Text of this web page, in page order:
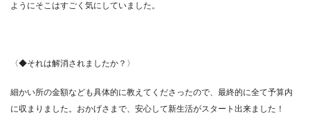
ようにそこはすごく気にしていました。
〈◆それは解消されましたか？〉
細かい所の金額なども具体的に教えてくださったので、最終的に全て予算内
に収まりました。おかげさまで、安心して新生活がスタート出来ました！